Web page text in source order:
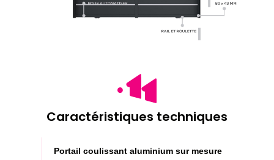
Caractéristiques techniques
Portail coulissant aluminium sur mesure